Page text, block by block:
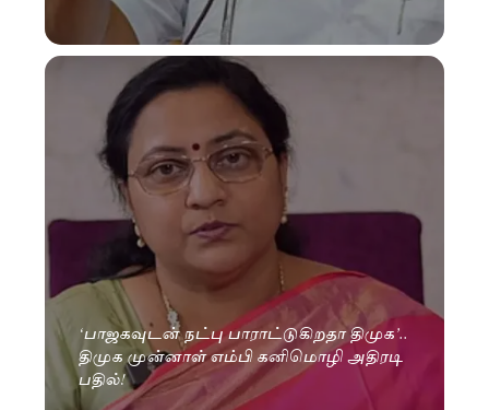
‘பாஜகவுடன் நட்பு பாராட்டுகிறதா திமுக’..
திமுக முன்னாள் எம்பி கனிமொழி அதிரடி
பதில்!